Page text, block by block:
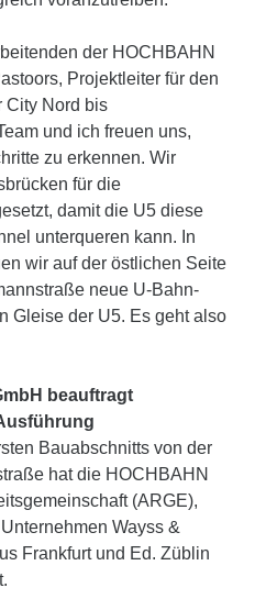
der HOCHBAHN
Projektleiter für den
City Nord bis
und ich freuen uns,
zu erkennen. Wir
für die
damit die U5 diese
unterqueren kann. In
wir auf der östlichen Seite
neue U-Bahn-
Gleise der U5. Es geht also
beauftragt
Bauabschnitts von der
hat die HOCHBAHN
(ARGE),
Wayss &
Frankfurt und Ed. Züblin